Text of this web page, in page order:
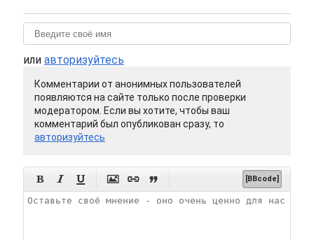
или авторизуйтесь
Комментарии от анонимных пользователей
появляются на сайте только после проверки
модератором. Если вы хотите, чтобы ваш
комментарий был опубликован сразу, то
авторизуйтесь
      [BBcode]